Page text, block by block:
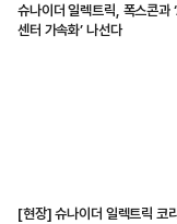
슈나이더 일렉트릭, 폭스콘과
센터 가속화’ 나선다
[현장] 슈나이더 일렉트릭 코